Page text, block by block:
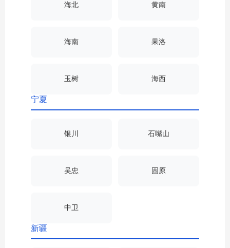
海北 黄南
海南 果洛
玉树 海西
宁夏
银川 石嘴山
吴忠 固原
中卫
新疆